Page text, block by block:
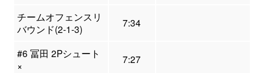
チームオフェンスリ
バウンド(2-1-3)
7:34
#6 冨田 2Pシュート
×
7:27